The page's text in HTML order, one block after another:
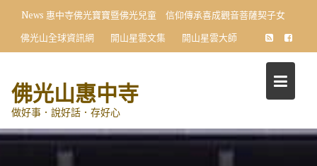
content
News 惠中寺佛光寶寶暨佛光兒童 信仰傳承喜成觀音菩薩契子女
佛光山全球資訊網
開山星雲文集 開山星雲大師
佛光山惠中寺
做好事．說好話．存好心